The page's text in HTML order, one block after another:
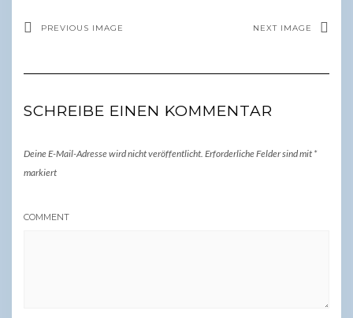
PREVIOUS IMAGE NEXT IMAGE
SCHREIBE EINEN KOMMENTAR
Deine E-Mail-Adresse wird nicht veröffentlicht. Erforderliche Felder sind mit *
markiert
COMMENT